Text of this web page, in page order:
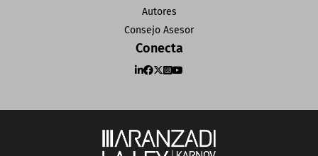
Autores
Consejo Asesor
Conecta